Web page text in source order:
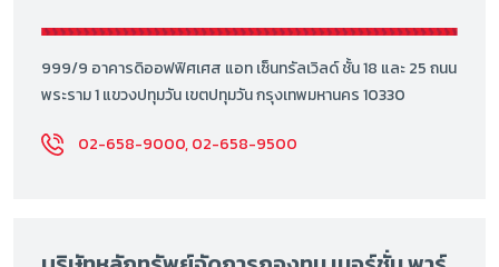
999/9 อาคารดิออฟฟิศเศส แอท เซ็นทรัลเวิลด์ ชั้น 18 และ 25 ถนน
พระราม 1 แขวงปทุมวัน เขตปทุมวัน กรุงเทพมหานคร 10330
02-658-9000, 02-658-9500